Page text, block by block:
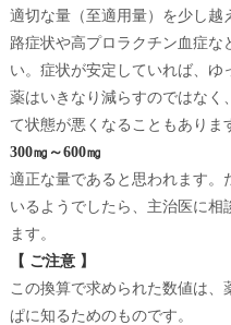
適切な量（至適用量）を少し越
路症状や高プロラクチン血症な
い。症状が安定していれば、ゆ
薬はいきなり減らすのではなく
て状態が悪くなることもありま
300㎎～600㎎
適正な量であると思われます。
いるようでしたら、主治医に相
ます。
【 ご注意 】
この換算で求められた数値は、
ぱに知るためのものです。